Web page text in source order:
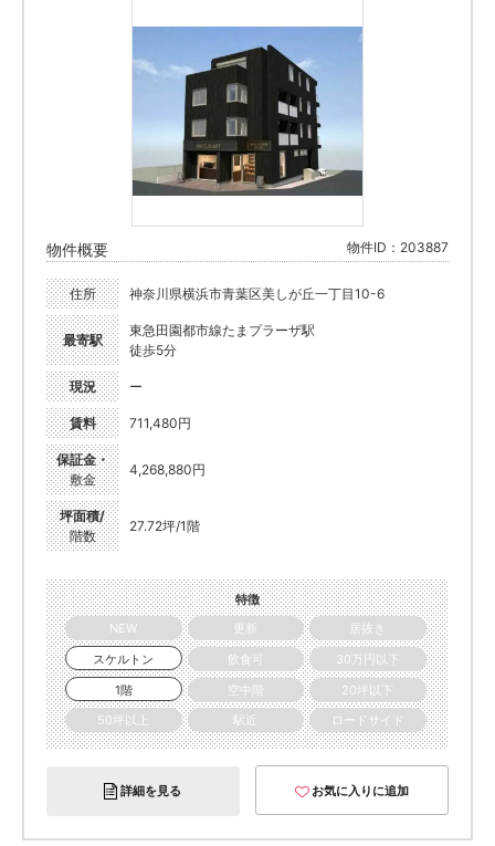
物件概要 物件ID：203887
住所 神奈川県横浜市青葉区美しが丘一丁目10-6
最寄駅
東急田園都市線たまプラーザ駅
徒歩5分
現況 ー
賃料 711,480円
保証金・
敷金
4,268,880円
坪面積/
階数
27.72坪/1階
特徴
NEW
更新
居抜き
スケルトン
飲食可
30万円以下
1階
空中階
20坪以下
50坪以上
駅近 ロードサイド
詳細を見る お気に入りに追加